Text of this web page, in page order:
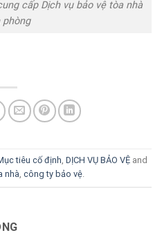
cấp Dịch vụ bảo vệ tòa nhà
phòng
tiêu cố định DỊCH VỤ BẢO VỆand
nhà công ty bảo vệ